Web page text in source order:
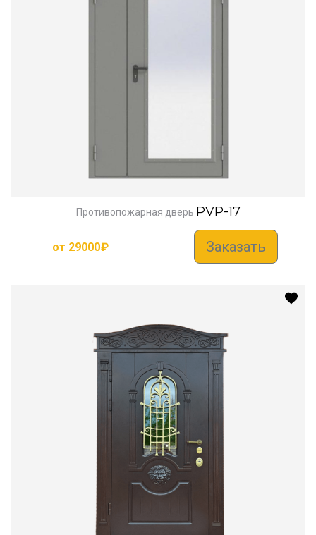
Противопожарная дверь PVP-17
от 29000₽ Заказать